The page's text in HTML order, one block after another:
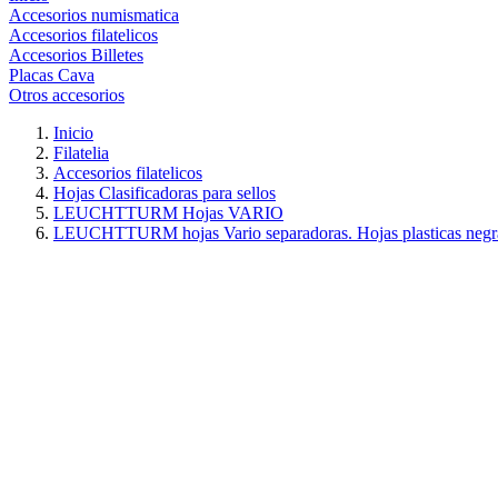
Accesorios numismatica
Accesorios filatelicos
Accesorios Billetes
Placas Cava
Otros accesorios
Inicio
Filatelia
Accesorios filatelicos
Hojas Clasificadoras para sellos
LEUCHTTURM Hojas VARIO
LEUCHTTURM hojas Vario separadoras. Hojas plasticas